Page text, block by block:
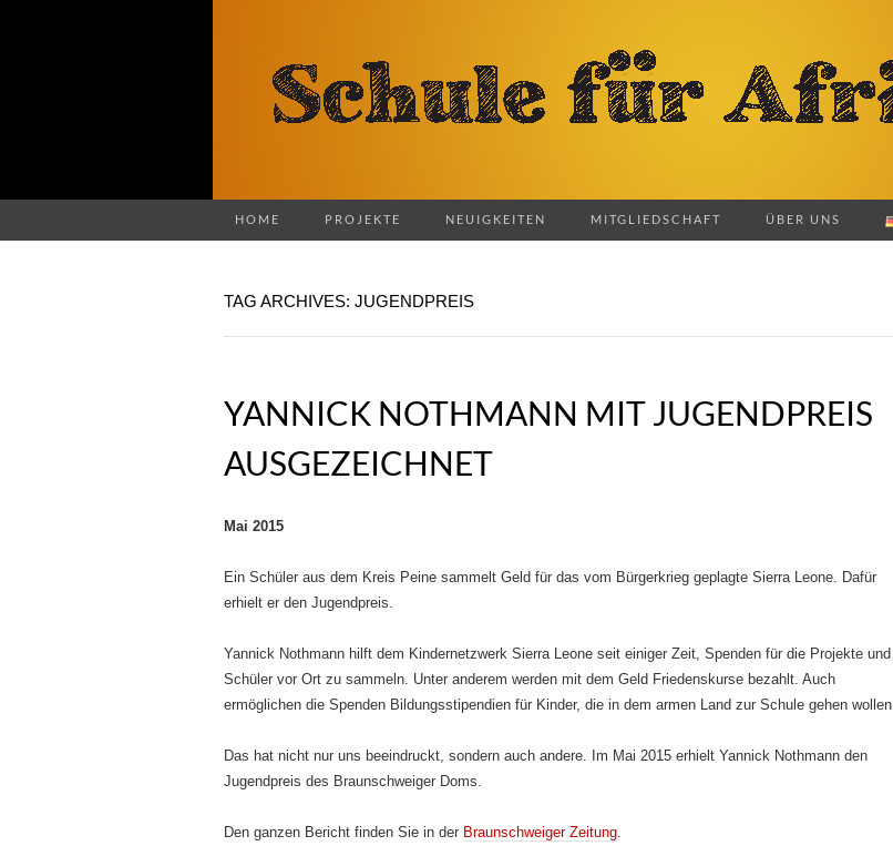
HOME PROJEKTE NEUIGKEITEN MITGLIEDSCHAFT ÜBER UNS
TAG ARCHIVES: JUGENDPREIS
YANNICK NOTHMANN MIT JUGENDPREIS
AUSGEZEICHNET
Mai 2015
Ein Schüler aus dem Kreis Peine sammelt Geld für das vom Bürgerkrieg geplagte Sierra Leone. Dafür
erhielt er den Jugendpreis.
Yannick Nothmann hilft dem Kindernetzwerk Sierra Leone seit einiger Zeit, Spenden für die Projekte und
Schüler vor Ort zu sammeln. Unter anderem werden mit dem Geld Friedenskurse bezahlt. Auch
ermöglichen die Spenden Bildungsstipendien für Kinder, die in dem armen Land zur Schule gehen wollen.
Das hat nicht nur uns beeindruckt, sondern auch andere. Im Mai 2015 erhielt Yannick Nothmann den
Jugendpreis des Braunschweiger Doms.
Den ganzen Bericht finden Sie in der Braunschweiger Zeitung